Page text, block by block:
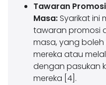
Tawaran
Masa: Syarikat ini
tawaran promosi
masa, yang
mereka atau
dengan pasukan
mereka [4].